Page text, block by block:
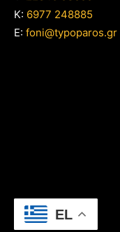
Κ: 6977 248885
E: foni@typoparos.gr
EL